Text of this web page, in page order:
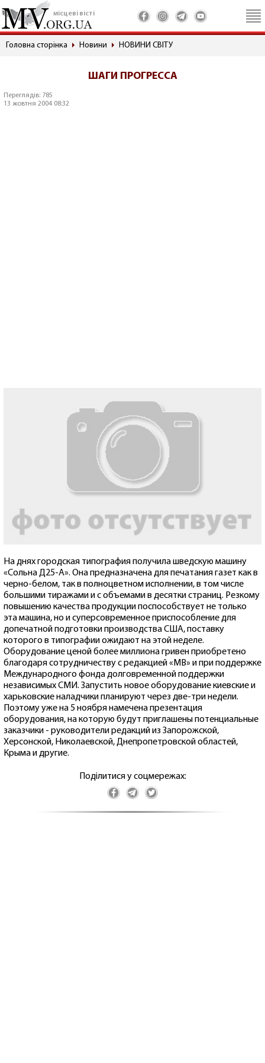
місцеві вісті
Головна сторінка Новини НОВИНИ СВІТУ
ШАГИ ПРОГРЕССА
Переглядів: 785
13 жовтня 2004 08:32
На днях городская типография получила шведскую машину
«Сольна Д25-А». Она предназначена для печатания газет как в
черно-белом, так в полноцветном исполнении, в том числе
большими тиражами и с объемами в десятки страниц. Резкому
повышению качества продукции поспособствует не только
эта машина, но и суперсовременное приспособление для
допечатной подготовки производства США, поставку
которого в типографии ожидают на этой неделе.
Оборудование ценой более миллиона гривен приобретено
благодаря сотрудничеству с редакцией «МВ» и при поддержке
Международного фонда долговременной поддержки
независимых СМИ. Запустить новое оборудование киевские и
харьковские наладчики планируют через две-три недели.
Поэтому уже на 5 ноября намечена презентация
оборудования, на которую будут приглашены потенциальные
заказчики - руководители редакций из Запорожской,
Херсонской, Николаевской, Днепропетровской областей,
Крыма и другие.
Поділитися у соцмережах: